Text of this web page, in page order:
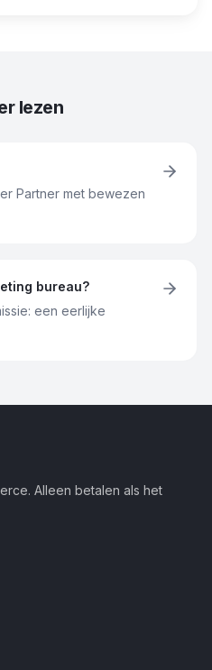
lezen
Partner met bewezen
bureau?
een eerlijke
Alleen betalen als het